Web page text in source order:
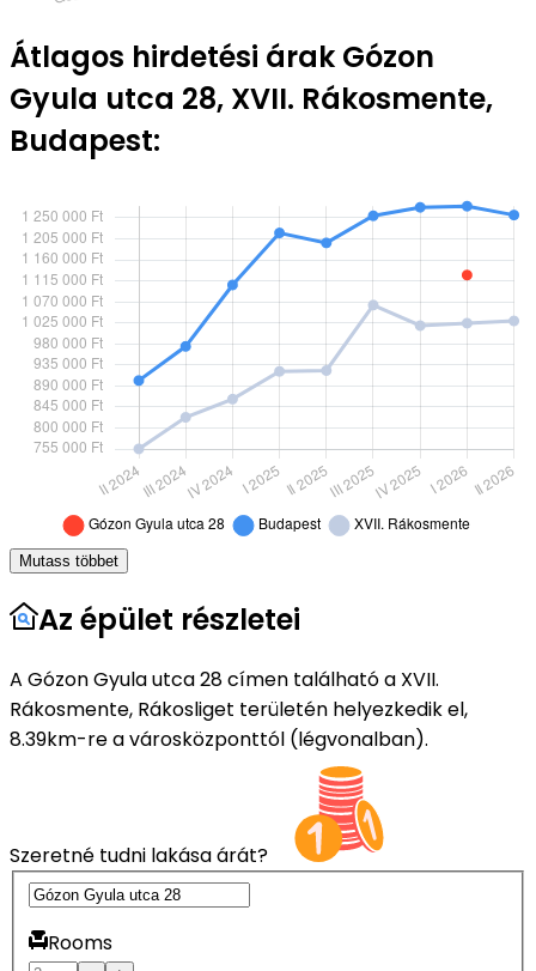
Átlagos hirdetési árak Gózon
Gyula utca 28, XVII. Rákosmente,
Budapest:
Mutass többet
Az épület részletei
A Gózon Gyula utca 28 címen található a XVII.
Rákosmente, Rákosliget területén helyezkedik el,
8.39km-re a városközponttól (légvonalban).
Szeretné tudni lakása árát?
Rooms